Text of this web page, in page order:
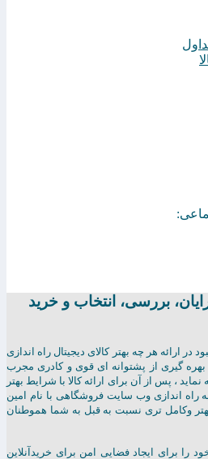
بررسی، انتخاب و خرید
1390 با هدف بهبود در ارائه هر چه بهتر کالای دیجیتال راه اندازی
گیری از پشتوانه ای قوی و کادری مجرب
، پس از آن برای ارائه کالا با شرایط بهتر
راه اندازی وب سایت فروشگاهی با نام امین
بهتر وکامل تری نسبت به قبل به شما هموطنان
را برای ایجاد فضایی امن برای خریدآنلاین